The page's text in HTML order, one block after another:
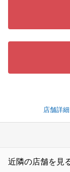
店舗詳細
近隣の店舗を見